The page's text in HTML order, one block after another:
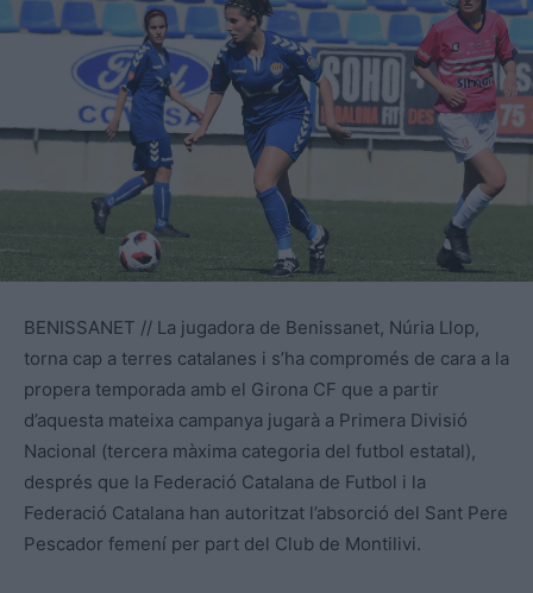
BENISSANET // La jugadora de Benissanet, Núria Llop,
torna cap a terres catalanes i s’ha compromés de cara a la
propera temporada amb el Girona CF que a partir
d’aquesta mateixa campanya jugarà a Primera Divisió
Nacional (tercera màxima categoria del futbol estatal),
després que la Federació Catalana de Futbol i la
Federació Catalana han autoritzat l’absorció del Sant Pere
Pescador femení per part del Club de Montilivi.